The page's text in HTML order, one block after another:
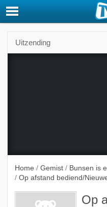
Uitzending
Deze uitzending is
Home / Gemist / Bunsen is
/ Op afstand bediend/
Op